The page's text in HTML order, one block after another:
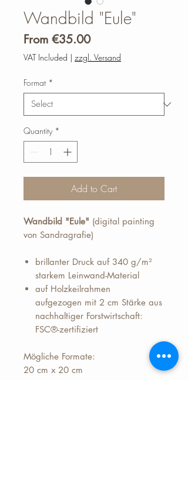
Wandbild "Eule"
From €35.00Sale
Price
VAT Included | zzgl. Versand
Format *
Quantity *
Add to Cart
Wandbild "Eule" (digital painting
von Sandragrafie)
brillanter Druck auf 340 g/m²
starkem Leinwand-Material
auf Holzkeilrahmen
aufgezogen mit 2 cm Stärke aus
nachhaltiger Forstwirtschaft:
FSC®-zertifiziert
Mögliche Formate:
20 cm x 20 cm